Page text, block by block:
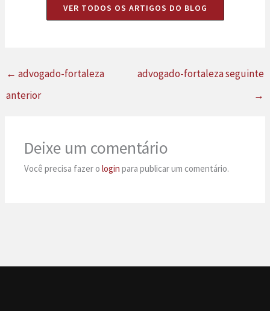
VER TODOS OS ARTIGOS DO BLOG
← advogado-fortaleza
anterior
advogado-fortaleza seguinte
→
Deixe um comentário
Você precisa fazer ologin para publicar um comentário.